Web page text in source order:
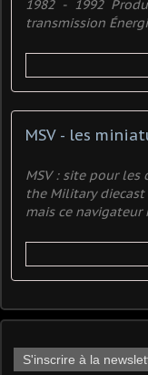
1982 - 1992
transmission
MSV : site pour les
the Military diecast
mais ce navigateur
S'inscrire à la